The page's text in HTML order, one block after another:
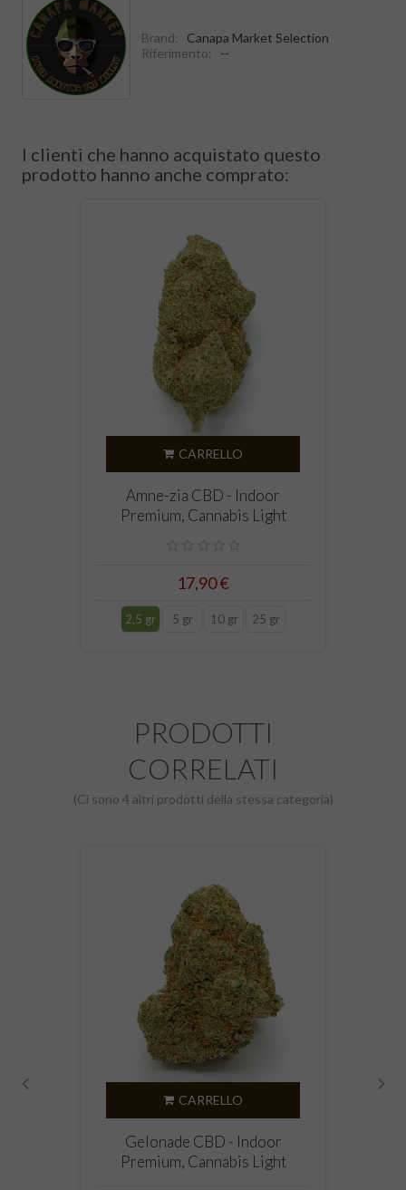
Brand:
Canapa Market Selection
Riferimento:
--
I clienti che hanno acquistato questo
prodotto hanno anche comprato:
CARRELLO
Amne-zia CBD - Indoor
Premium, Cannabis Light
17,90 €
2,5 gr 5 gr 10 gr 25 gr
PRODOTTI
CORRELATI
(Ci sono 4 altri prodotti della stessa categoria)
CARRELLO
Gelonade CBD - Indoor
Premium, Cannabis Light